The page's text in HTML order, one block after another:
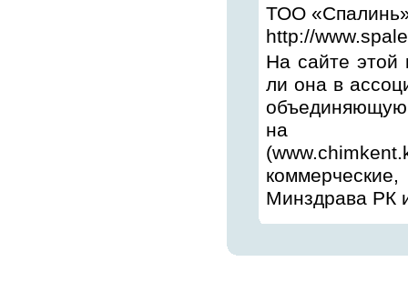
ТОО
http://
На сайте этой
ли она в
на
Минздрава РК